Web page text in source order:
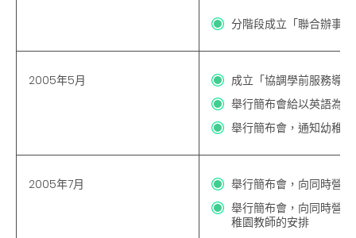
分階段成立「聯合辦事
2005年5月
成立「協調學前服務導
舉行簡布會給以英語為
舉行簡布會，通知幼稚
2005年7月
舉行簡布會，向同時營
舉行簡布會，向同時營
稚園教師的安排